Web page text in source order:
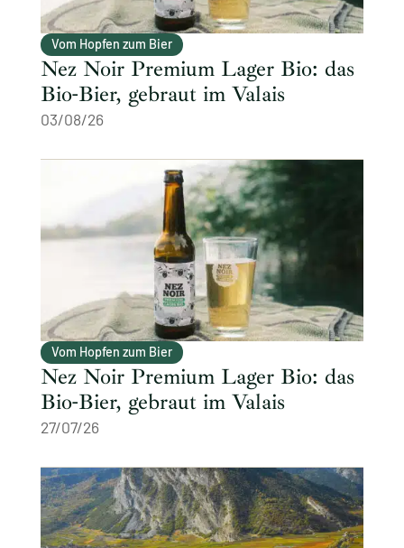
Vom Hopfen zum Bier
Nez Noir Premium Lager Bio: das
Bio-Bier, gebraut im Valais
03/08/26
Vom Hopfen zum Bier
Nez Noir Premium Lager Bio: das
Bio-Bier, gebraut im Valais
27/07/26